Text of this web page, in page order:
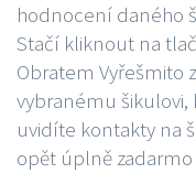
hodnocení daného
Stačí kliknout na
Obratem Vyřešmito
vybranému šikulovi,
uvidíte kontakty na
opět úplně zadarmo